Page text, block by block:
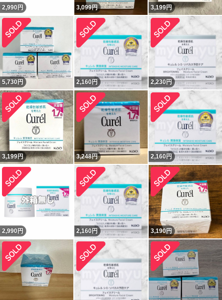
2,990 円 3,099円 3,199円
5,730円 2,160円 2,230円
3,199円 3,248円 2,160円
2,990 円 2,160円 3,190円